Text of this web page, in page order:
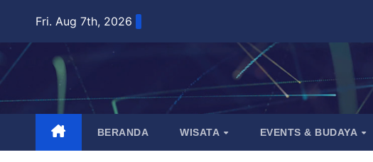
content
Fri. Aug 7th, 2026
BERANDA WISATA EVENTS & BUDAYA